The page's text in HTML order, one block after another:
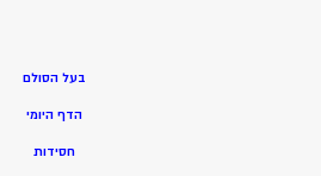
בעל הסולם
הדף היומי
חסידות